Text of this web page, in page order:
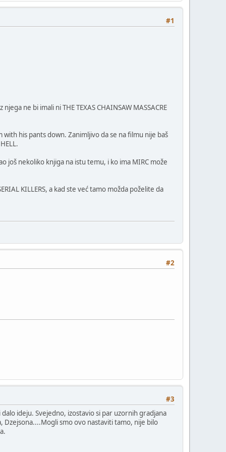
#1
ne bi imali ni THE TEXAS CHAINSAW MASSACRE
his pants down. Zanimljivo da se na filmu nije baš
još nekoliko knjiga na istu temu, i ko ima MIRC može
KILLERS, a kad ste već tamo možda poželite da
#2
#3
ideju. Svejedno, izostavio si par uzornih gradjana
smo ovo nastaviti tamo, nije bilo